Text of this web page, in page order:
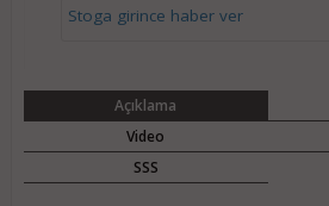
Stoga girince haber ver
Açıklama
Video
SSS